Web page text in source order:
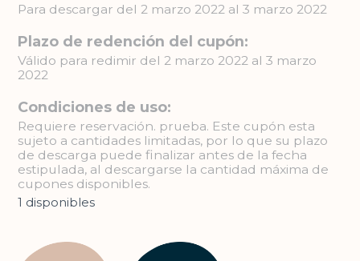
Para descargar del 2 marzo 2022 al 3 marzo 2022
Plazo de redención del cupón:
Válido para redimir del 2 marzo 2022 al 3 marzo
2022
Condiciones de uso:
Requiere reservación. prueba. Este cupón esta
sujeto a cantidades limitadas, por lo que su plazo
de descarga puede finalizar antes de la fecha
estipulada, al descargarse la cantidad máxima de
cupones disponibles.
1 disponibles